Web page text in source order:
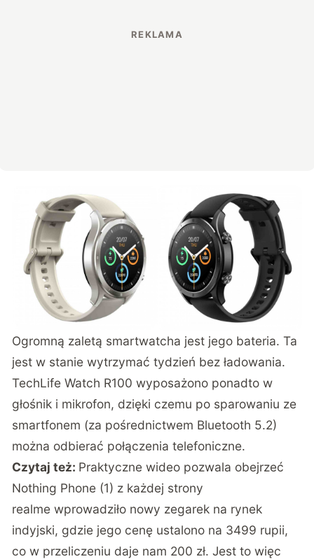
Ogromną zaletą smartwatcha jest jego bateria. Ta
jest w stanie wytrzymać tydzień bez ładowania.
TechLife Watch R100 wyposażono ponadto w
głośnik i mikrofon, dzięki czemu po sparowaniu ze
smartfonem (za pośrednictwem Bluetooth 5.2)
można odbierać połączenia telefoniczne.
Czytaj też: Praktyczne wideo pozwala obejrzeć
Nothing Phone (1) z każdej strony
realme wprowadziło nowy zegarek na rynek
indyjski, gdzie jego cenę ustalono na 3499 rupii,
co w przeliczeniu daje nam 200 zł. Jest to więc